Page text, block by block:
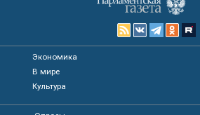
Экономика
В мире
Культура